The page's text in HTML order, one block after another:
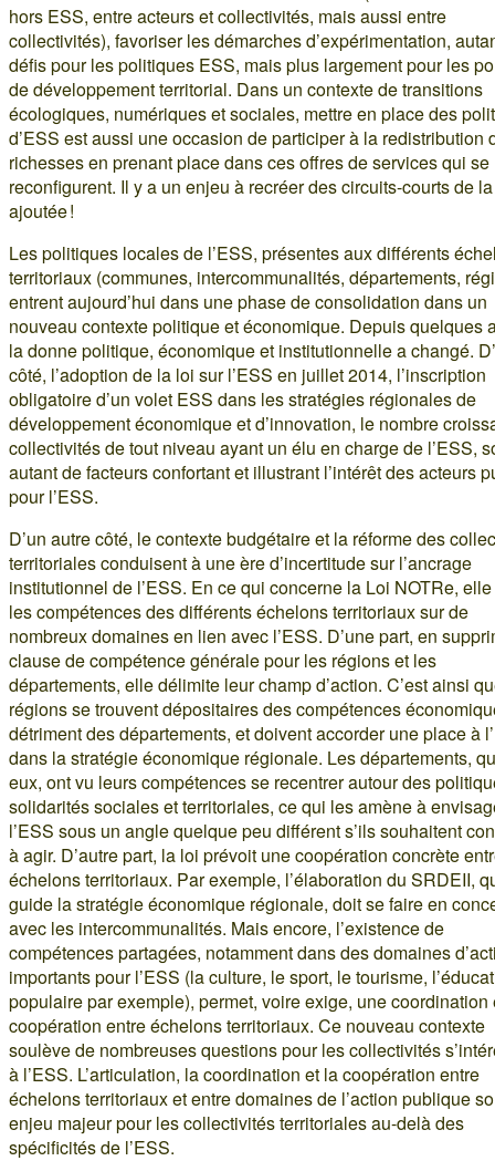
hors ESS, entre acteurs et collectivités, mais aussi entre
collectivités), favoriser les démarches d’expérimentation,
défis pour les politiques ESS, mais plus largement pour les
de développement territorial. Dans un contexte de transitions
écologiques, numériques et sociales, mettre en place des
d’ESS est aussi une occasion de participer à la redistribution
richesses en prenant place dans ces offres de services qui se
reconfigurent. Il y a un enjeu à recréer des circuits-courts de
ajoutée !
Les politiques locales de l’ESS, présentes aux différents
territoriaux (communes, intercommunalités, départements,
entrent aujourd’hui dans une phase de consolidation dans un
nouveau contexte politique et économique. Depuis quelques
la donne politique, économique et institutionnelle a changé.
côté, l’adoption de la loi sur l’ESS en juillet 2014, l’inscription
obligatoire d’un volet ESS dans les stratégies régionales de
développement économique et d’innovation, le nombre
collectivités de tout niveau ayant un élu en charge de l’ESS,
autant de facteurs confortant et illustrant l’intérêt des acteurs
pour l’ESS.
D’un autre côté, le contexte budgétaire et la réforme des
territoriales conduisent à une ère d’incertitude sur l’ancrage
institutionnel de l’ESS. En ce qui concerne la Loi NOTRe,
les compétences des différents échelons territoriaux sur de
nombreux domaines en lien avec l’ESS. D’une part, en
clause de compétence générale pour les régions et les
départements, elle délimite leur champ d’action. C’est ainsi
régions se trouvent dépositaires des compétences
détriment des départements, et doivent accorder une place à
dans la stratégie économique régionale. Les départements,
eux, ont vu leurs compétences se recentrer autour des
solidarités sociales et territoriales, ce qui les amène à
l’ESS sous un angle quelque peu différent s’ils souhaitent
à agir. D’autre part, la loi prévoit une coopération concrète
échelons territoriaux. Par exemple, l’élaboration du SRDEII,
guide la stratégie économique régionale, doit se faire en
avec les intercommunalités. Mais encore, l’existence de
compétences partagées, notamment dans des domaines
importants pour l’ESS (la culture, le sport, le tourisme,
populaire par exemple), permet, voire exige, une coordination
coopération entre échelons territoriaux. Ce nouveau contexte
soulève de nombreuses questions pour les collectivités
à l’ESS. L’articulation, la coordination et la coopération entre
échelons territoriaux et entre domaines de l’action publique
enjeu majeur pour les collectivités territoriales au-delà des
spécificités de l’ESS.